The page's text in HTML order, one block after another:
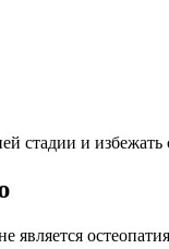
стадии и избежать